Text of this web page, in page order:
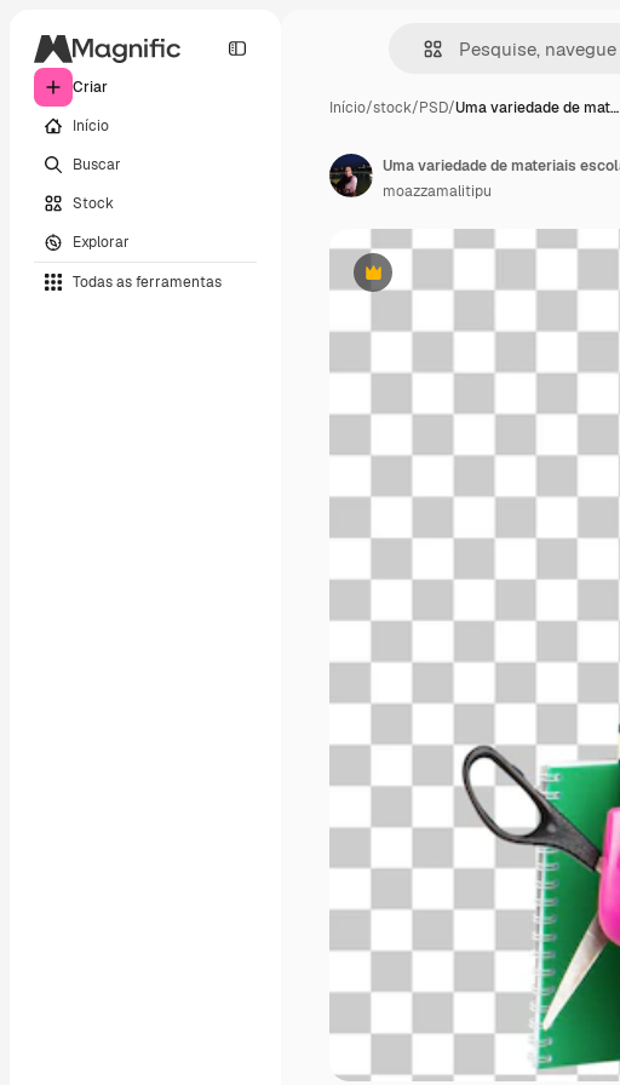
Criar
Início
Buscar
Stock
Explorar
Todas as ferramentas
Início/stock/PSD/Uma variedade de mat…
Premium
moazzamalitipu